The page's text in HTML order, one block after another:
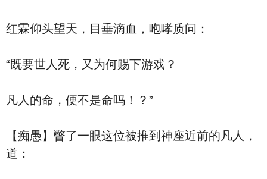
红霖仰头望天，目垂滴血，咆哮质问：
“既要世人死，又为何赐下游戏？
凡人的命，便不是命吗！？”
【痴愚】瞥了一眼这位被推到神座近前的凡人，
道：